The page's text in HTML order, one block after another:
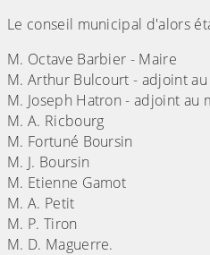
Le conseil municipal d'alors
M. Octave Barbier - Maire
M. Arthur Bulcourt - adjoint
M. Joseph Hatron - adjoint au
M. A. Ricbourg
M. Fortuné Boursin
M. J. Boursin
M. Etienne Gamot
M. A. Petit
M. P. Tiron
M. D. Maguerre.